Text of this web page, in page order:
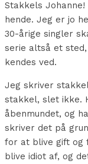
Stakkels
hende. Jeg er jo
30-årige singler
serie altså et
kendes ved.
Jeg skriver
stakkel, slet ikke.
åbenmundet, og
skriver det på
for at blive gift og
blive idiot af, og